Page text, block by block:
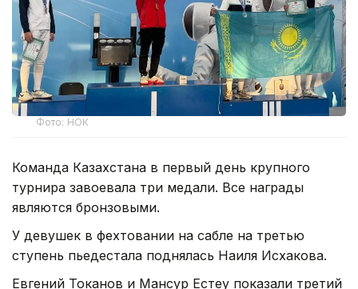
Фото: НОК
Команда Казахстана в первый день крупного
турнира завоевала три медали. Все награды
являются бронзовыми.
У девушек в фехтовании на сабле на третью
ступень пьедестала поднялась Наиля Исхакова.
Евгений Токанов и Мансур Естеу показали третий